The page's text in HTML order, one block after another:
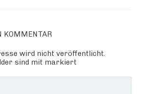
KOMMENTAR
wird nicht veröffentlicht.
sind mit markiert